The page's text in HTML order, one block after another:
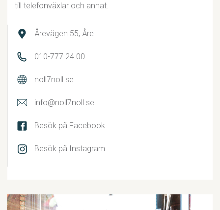
till telefonväxlar och annat.
Årevägen 55, Åre
010-777 24 00
noll7noll.se
info@noll7noll.se
Besök på Facebook
Besök på Instagram